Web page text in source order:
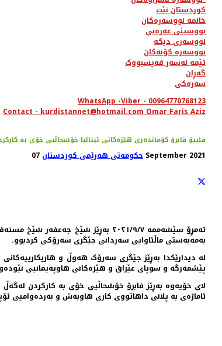
کوردستان نێت
خانمە نووسەرەکان
نووسینی عەرەبی
نووسەری دیکە
نووسەرە کۆنەکان
ئێمە لەسەر فەیسبووک
گەڕان
سەرەکی
WhatsApp -Viber - 00964770768123
Contact - kurdistannet@hotmail.com Omar Faris Aziz
فلیپۆ فابرۆ کۆماندەری هێزەکانی ئیتالیا خۆشحاڵیی خۆی بە
حکومەتی هەرێمی کوردستان 07 September 2021
ئەمڕۆ سێشەممە ٢٠٢١/٩/٧ بەڕێز
بەمەبەستی ماڵئاوایى سەردانی جێگری سەرۆكی كردبوو.
لە دیدارێکدا بەڕێز جێگرى سەرۆک هەوڵ و
پێشمەرگە و سوپای عێراق و هێزەکانی هاوپەیمانیی
لای خۆیەوە بەڕێز فابرۆ خۆشحاڵیی خۆی بە كاركردن
ئاماژەی بە پلانی داهاتووی کاری هاوبەش و بەردەوامیی